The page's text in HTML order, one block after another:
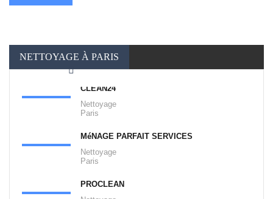
NETTOYAGE À PARIS
CLEAN24
Nettoyage
Paris
MéNAGE PARFAIT SERVICES
Nettoyage
Paris
PROCLEAN